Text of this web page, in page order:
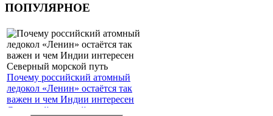
ПОПУЛЯРНОЕ
Почему российский атомный
ледокол «Ленин» остаётся так
важен и чем Индии интересен
Северный морской путь